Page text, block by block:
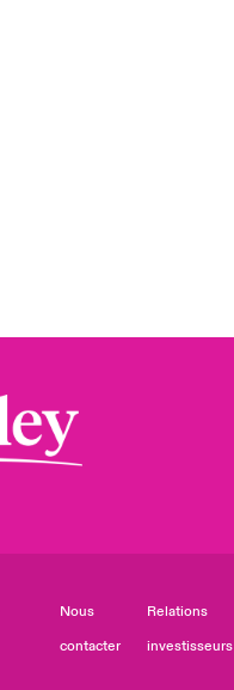
Nous
contacter
Relations
investisseurs